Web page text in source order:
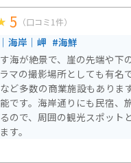
224mの朱塗りの橋を渡り
やタブの樹木の中から、神
ができます。
5 （口コミ1件）
海岸｜岬 #海鮮
海が絶景で、崖の先端や下
マの撮影場所としても有名
ど多数の商業施設もありま
です。海岸通りにも民宿、
ので、周囲の観光スポット
す。